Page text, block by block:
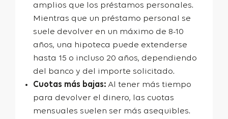
amplios que los préstamos personales.
Mientras que un préstamo personal se
suele devolver en un máximo de 8-10
años, una hipoteca puede extenderse
hasta 15 o incluso 20 años, dependiendo
del banco y del importe solicitado.
Cuotas más bajas: Al tener más tiempo
para devolver el dinero, las cuotas
mensuales suelen ser más asequibles.